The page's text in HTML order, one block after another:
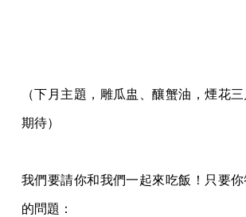
（下月主題，雕瓜盅、釀蟹油，煙花
期待）
我們要請你和我們一起來吃飯！只要
的問題：